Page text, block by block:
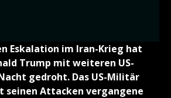
Eskalation im Iran-Krieg hat
Trump mit weiteren US-
gedroht. Das US-Militär
seinen Attacken vergangene